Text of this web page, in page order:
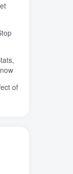
(1)
of